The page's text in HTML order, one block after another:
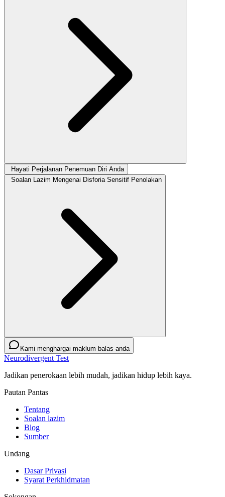
Hayati Perjalanan Penemuan Diri Anda
Soalan Lazim Mengenai Disforia Sensitif Penolakan
Kami menghargai maklum balas anda
Neurodivergent Test
Jadikan penerokaan lebih mudah, jadikan hidup lebih kaya.
Pautan Pantas
Tentang
Soalan lazim
Blog
Sumber
Undang
Dasar Privasi
Syarat Perkhidmatan